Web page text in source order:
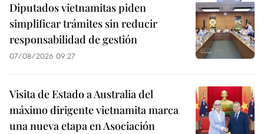
Diputados vietnamitas piden
simplificar trámites sin reducir
responsabilidad de gestión
07/08/2026 09:27
Visita de Estado a Australia del
máximo dirigente vietnamita marca
una nueva etapa en Asociación